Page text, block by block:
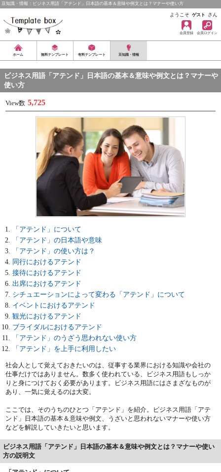
豆知識・情報：ビジネス用語「アテンド」日本語の基本＆意味や例文とは？マナーや使い方
ようこそ ゲスト さん
会員登録 会員ログイン
ホーム 無料テンプレート 有料テンプレート 豆知識・情報
ビジネス用語「アテンド」日本語の基本＆意味や例文とは？マナーや
使い方
View数 5,725
「アテンド」について
「アテンド」の日本語や意味
「アテンド」の使い方は？
同行におけるアテンド
接待におけるアテンド
出席におけるアテンド
シチュエーションによって変わる「アテンド」について
イベントにおけるアテンド
観光におけるアテンド
ブライダルにおけるアテンド
「アテンド」のうざう思われない使い方
「アテンド」を上手に利用したい
社会人として覚えておきたいのは、従事する業界における知識や会社の
仕事だけではありません。数多く使われている、ビジネス用語もしっか
りと身につけておく必要があります。ビジネス用語にはさまざなものが
あり、一気に覚えるのは大変。
ここでは、そのうちのひとつ「アテンド」を紹介。ビジネス用語「アテ
ンド」日本語の基本＆意味や例文、うざいと思われないマナーや使い方
などを解説していきたいと思います。
ビジネス用語「アテンド」日本語の基本＆意味や例文とは？マナーや使い
方の説明文